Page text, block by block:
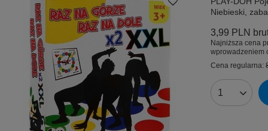
Niebieski,
3,99 PLN
Najniższa cena
wprowadzeniem
Cena regularna:
Ilość